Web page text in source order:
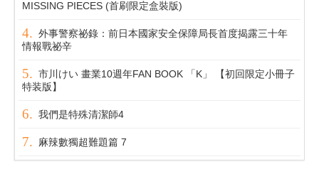
MISSING PIECES (首刷限定盒裝版)
外事警察祕錄：前日本國家安全保障局長首度揭露三十年
情報戰祕辛
市川けい 畫業10週年FAN BOOK 「K」 【初回限定小冊子
特装版】
我們是特殊清潔師4
麻辣數獨超難題篇 7